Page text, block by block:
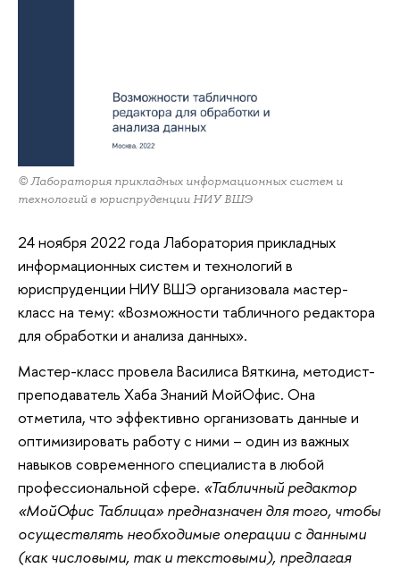
© Лаборатория прикладных информационных систем и
технологий в юриспруденции НИУ ВШЭ
24 ноября 2022 года Лаборатория прикладных
информационных систем и технологий в
юриспруденции НИУ ВШЭ организовала мастер-
класс на тему: «Возможности табличного редактора
для обработки и анализа данных».
Мастер-класс провела Василиса Вяткина, методист-
преподаватель Хаба Знаний МойОфис. Она
отметила, что эффективно организовать данные и
оптимизировать работу с ними – один из важных
навыков современного специалиста в любой
профессиональной сфере. «Табличный редактор
«МойОфис Таблица» предназначен для того, чтобы
осуществлять необходимые операции с данными
(как числовыми, так и текстовыми), предлагая